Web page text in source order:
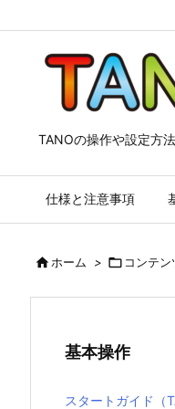
TANOの操作や設定方
仕様と注意事項
ホーム >  コンテン
基本操作
スタートガイド（